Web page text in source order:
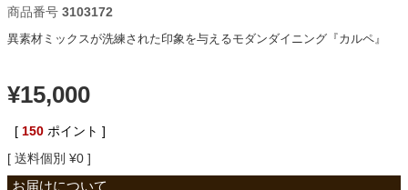
椅子・チェア
食器棚・キッチン収納
商品番号 3103172
異素材ミックスが洗練された印象を与えるモダンダイニング『カルペ』
¥15,000
[ 150 ポイント ]
送料個別 ¥0